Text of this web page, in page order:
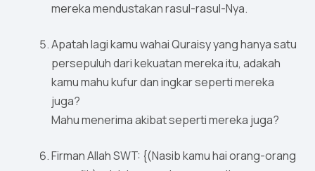
mereka mendustakan rasul-rasul-Nya.
Apatah lagi kamu wahai Quraisy yang hanya satu
persepuluh dari kekuatan mereka itu, adakah
kamu mahu kufur dan ingkar seperti mereka
juga?
Mahu menerima akibat seperti mereka juga?
Firman Allah SWT: {(Nasib kamu hai orang-orang